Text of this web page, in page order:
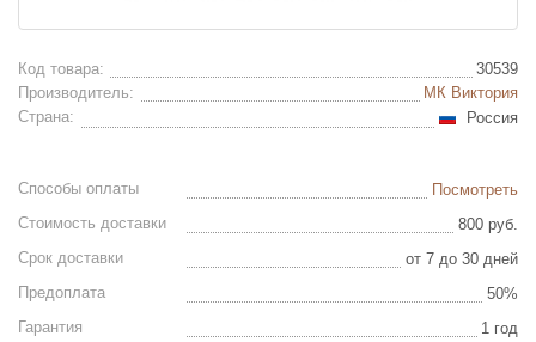
Код товара:
30539
Производитель:
МК Виктория
Страна:
Россия
Способы оплаты
Посмотреть
Стоимость доставки
800 руб.
Срок доставки
от 7 до 30 дней
Предоплата
50%
Гарантия
1 год